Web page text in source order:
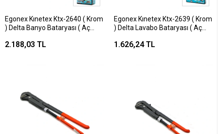
Egonex Kınetex Ktx-2640 ( Krom
) Delta Banyo Bataryası ( Aç
2.188,03 TL
Egonex Kınetex Ktx-2639 ( Krom
) Delta Lavabo Bataryası ( Aç
1.626,24 TL